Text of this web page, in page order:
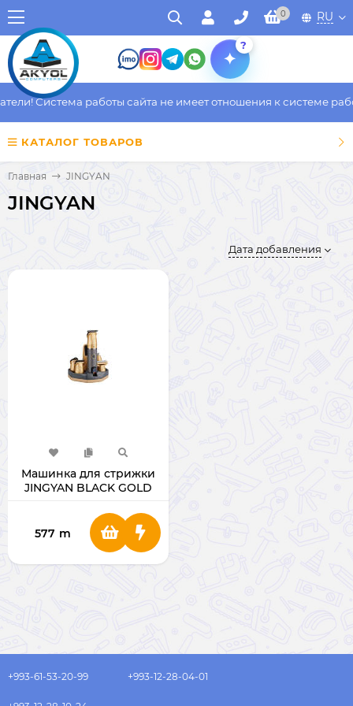
0 RU
?
Система работы сайта не имеет отношения к системе
КАТАЛОГ ТОВАРОВ
Главная JINGYAN
JINGYAN
Дата добавления
Машинка для стрижки
JINGYAN BLACK GOLD
577 m
+993-61-53-20-99 +993-12-28-04-01